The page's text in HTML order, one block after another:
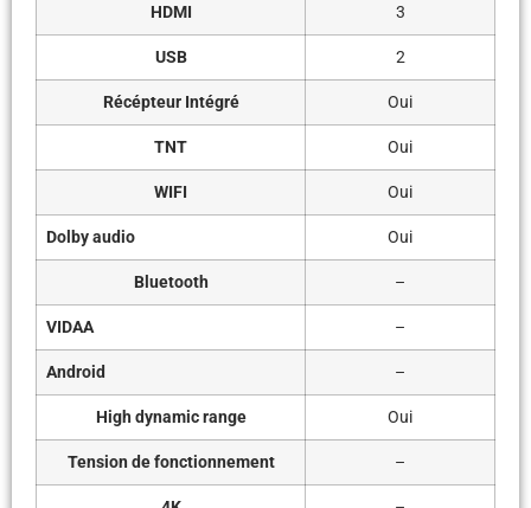
HDMI 3
USB 2
Récépteur Intégré Oui
TNT Oui
WIFI Oui
Dolby audio Oui
Bluetooth –
VIDAA –
Android –
High dynamic range Oui
Tension de fonctionnement –